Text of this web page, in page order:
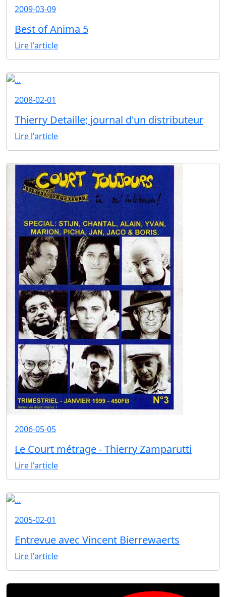
2009-03-09
Best of Anima 5
Lire l'article
2008-02-01
Thierry Detaille; journal d'un distributeur
Lire l'article
2006-05-05
Le Court métrage - Thierry Zamparutti
Lire l'article
2005-02-01
Entrevue avec Vincent Bierrewaerts
Lire l'article